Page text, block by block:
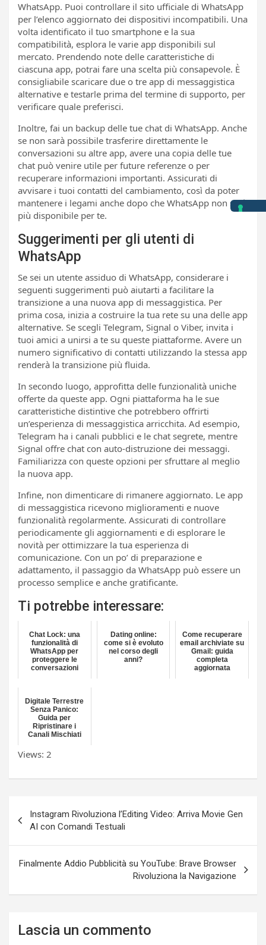
WhatsApp. Puoi controllare il sito ufficiale di WhatsApp
per l’elenco aggiornato dei dispositivi incompatibili. Una
volta identificato il tuo smartphone e la sua
compatibilità, esplora le varie app disponibili sul
mercato. Prendendo note delle caratteristiche di
ciascuna app, potrai fare una scelta più consapevole. È
consigliabile scaricare due o tre app di messaggistica
alternative e testarle prima del termine di supporto, per
verificare quale preferisci.
Inoltre, fai un backup delle tue chat di WhatsApp. Anche
se non sarà possibile trasferire direttamente le
conversazioni su altre app, avere una copia delle tue
chat può venire utile per future referenze o per
recuperare informazioni importanti. Assicurati di
avvisare i tuoi contatti del cambiamento, così da poter
mantenere i legami anche dopo che WhatsApp non sarà
più disponibile per te.
Suggerimenti per gli utenti di
WhatsApp
Se sei un utente assiduo di WhatsApp, considerare i
seguenti suggerimenti può aiutarti a facilitare la
transizione a una nuova app di messaggistica. Per
prima cosa, inizia a costruire la tua rete su una delle app
alternative. Se scegli Telegram, Signal o Viber, invita i
tuoi amici a unirsi a te su queste piattaforme. Avere un
numero significativo di contatti utilizzando la stessa app
renderà la transizione più fluida.
In secondo luogo, approfitta delle funzionalità uniche
offerte da queste app. Ogni piattaforma ha le sue
caratteristiche distintive che potrebbero offrirti
un’esperienza di messaggistica arricchita. Ad esempio,
Telegram ha i canali pubblici e le chat segrete, mentre
Signal offre chat con auto-distruzione dei messaggi.
Familiarizza con queste opzioni per sfruttare al meglio
la nuova app.
Infine, non dimenticare di rimanere aggiornato. Le app
di messaggistica ricevono miglioramenti e nuove
funzionalità regolarmente. Assicurati di controllare
periodicamente gli aggiornamenti e di esplorare le
novità per ottimizzare la tua esperienza di
comunicazione. Con un po’ di preparazione e
adattamento, il passaggio da WhatsApp può essere un
processo semplice e anche gratificante.
Ti potrebbe interessare:
Chat Lock: una
funzionalità di
WhatsApp per
proteggere le
conversazioni
Dating online:
come si è evoluto
nel corso degli
anni?
Come recuperare
email archiviate su
Gmail: guida
completa
aggiornata
Digitale Terrestre
Senza Panico:
Guida per
Ripristinare i
Canali Mischiati
Views: 2
articoli
Instagram Rivoluziona l’Editing Video: Arriva Movie Gen
AI con Comandi Testuali
Finalmente Addio Pubblicità su YouTube: Brave Browser
Rivoluziona la Navigazione
Lascia un commento